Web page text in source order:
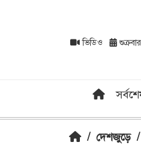
ভিডিও
/ দেশজুড়ে /